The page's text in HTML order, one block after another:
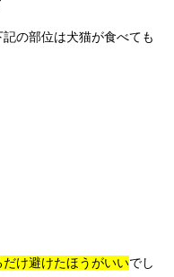
の部位は犬猫が食べても
け避けたほうがいいでし